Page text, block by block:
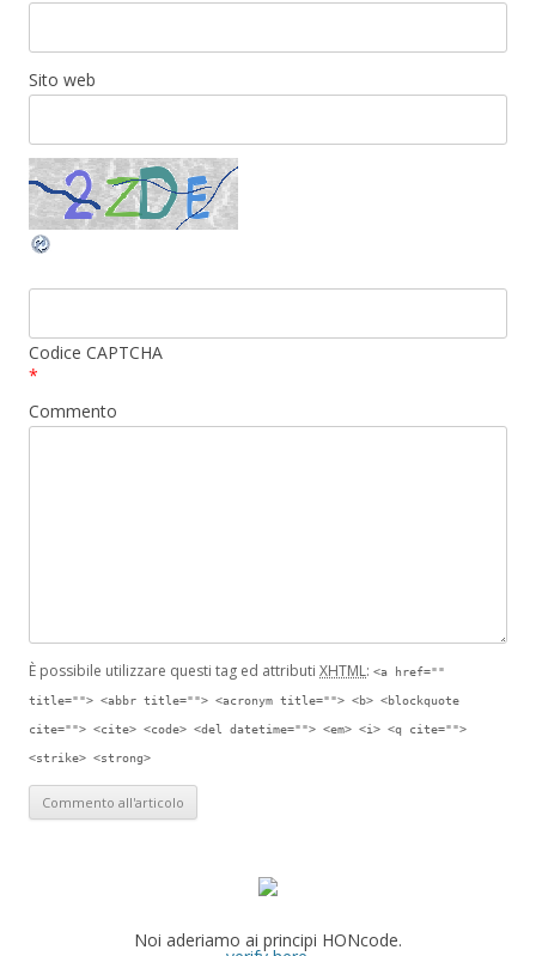
Sito web
Codice CAPTCHA
*
Commento
È possibile utilizzare questi tag ed attributi XHTML: <a href=""
title=""> <abbr title=""> <acronym title=""> <b> <blockquote
cite=""> <cite> <code> <del datetime=""> <em> <i> <q cite="">
<strike> <strong>
Noi aderiamo ai principi HONcode.